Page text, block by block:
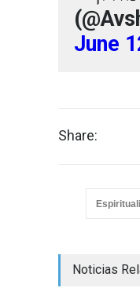
June
Share:
Noticias